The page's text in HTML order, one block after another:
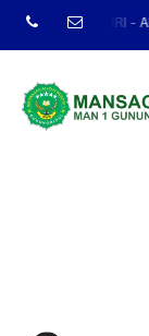
- MANDIRI -